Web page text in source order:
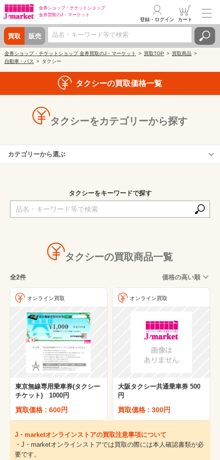
金券ショップ・ チケットショップ
金券買取のJ・マーケット
買取 販売
登録・ログイン カート
金券ショップ・チケットショップ 金券買取のJ・マーケット 買取TOP
買取商品
自動車・バス
タクシー
タクシーの買取価格一覧
タクシーをカテゴリーから探す
カテゴリーから選ぶ
阪急タクシー
阪神タクシー
タクシーをキーワードで探す
タクシーの買取商品一覧
全2件 価格の高い順
オンライン買取
東京無線専用乗車券(タクシー
チケット) 1000円
買取価格 : 600円
オンライン買取
大阪タクシー共通乗車券 500
円
買取価格 : 300円
J・marketオンラインストアの買取注意事項について
・J・marketオンラインストアでは買取の際には本人確認書類が必
要です。